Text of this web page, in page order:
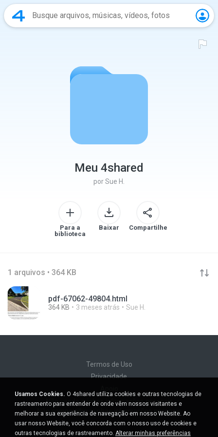
Meu 4shared
porSue H.
Para a
biblioteca
Baixar Compartilhe
1 arquivos • 364 KB
pdf-67062-49804.html
364 KB 3 meses atrás Sue H.
Termos de Uso
Privacidade
Não venda minhas informações pessoais
Não compartilhe minhas informações pessoais
Usamos Cookies. O 4shared utiliza cookies e outras tecnologias de
rastreamento para entender de onde vêm nossos visitantes e
melhorar a sua experiência de navegação em nosso Website. Ao
usar nosso Website, você concorda com o nosso uso de cookies e
outras tecnologias de rastreamento. Alterar minhas preferências